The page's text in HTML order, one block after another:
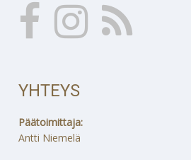
YHTEYS
Päätoimittaja:
Antti Niemelä